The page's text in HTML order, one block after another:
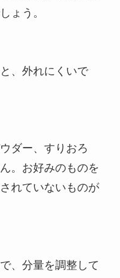
しょう。
、外れにくいで
ダー、すりおろ
。お好みのものを
れていないものが
、分量を調整して